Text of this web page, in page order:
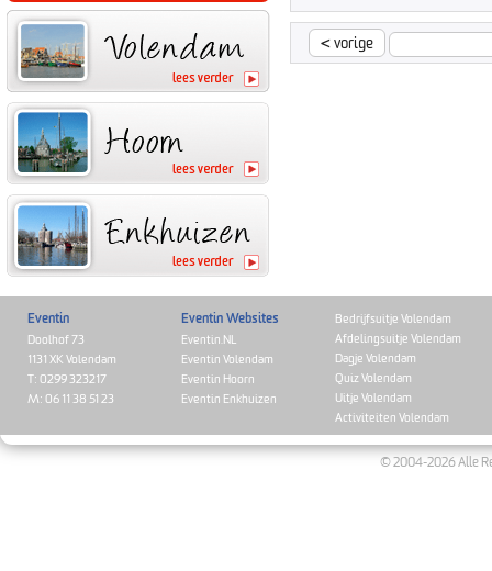
<vorige
Eventin
Doolhof 73
1131 XK Volendam
T: 0299 323217
M: 06 11 38 51 23
Eventin Websites
Eventin.NL
Eventin Volendam
Eventin Hoorn
Eventin Enkhuizen
Bedrijfsuitje Volendam
Afdelingsuitje Volendam
Dagje Volendam
Quiz Volendam
Uitje Volendam
Activiteiten Volendam
© 2004-2026 Alle